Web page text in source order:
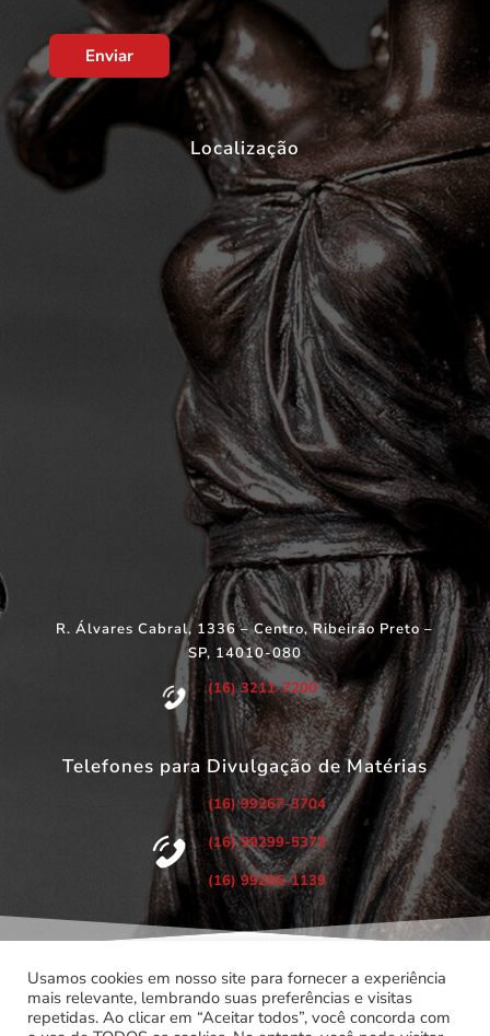
Enviar
Localização
R. Álvares Cabral, 1336 – Centro, Ribeirão Preto –
SP, 14010-080
(16) 3211-7200
Telefones para Divulgação de Matérias
(16) 99267-3704
(16) 99299-5373
(16) 99286-1139
©Copyright 2022 – Todos os Direitos Reservados.
Usamos cookies em nosso site para fornecer a experiência
mais relevante, lembrando suas preferências e visitas
repetidas. Ao clicar em “Aceitar todos”, você concorda com